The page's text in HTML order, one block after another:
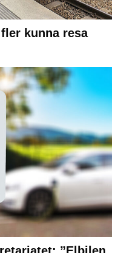
fler kunna resa